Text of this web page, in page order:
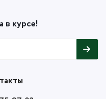
в курсе!